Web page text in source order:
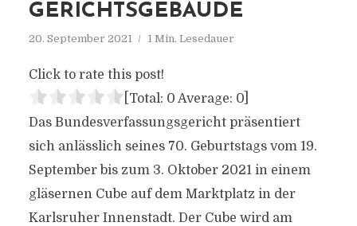
GERICHTSGEBÄUDE
20. September 2021 1 Min. Lesedauer
Click to rate this post!
[Total: 0 Average: 0]
Das Bundesverfassungsgericht präsentiert
sich anlässlich seines 70. Geburtstags vom 19.
September bis zum 3. Oktober 2021 in einem
gläsernen Cube auf dem Marktplatz in der
Karlsruher Innenstadt. Der Cube wird am